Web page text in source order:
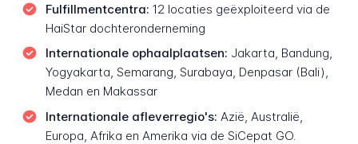
Fulfillmentcentra: 12 locaties geëxploiteerd via de
HaiStar dochteronderneming
Internationale ophaalplaatsen: Jakarta, Bandung,
Yogyakarta, Semarang, Surabaya, Denpasar (Bali),
Medan en Makassar
Internationale afleverregio's: Azië, Australië,
Europa, Afrika en Amerika via de SiCepat GO.